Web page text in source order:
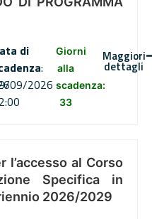
di
:
09/2026
Giorni
alla
scadenza:
33
Maggiori
dettagli
l’accesso al Corso
Specifica in
2026/2029